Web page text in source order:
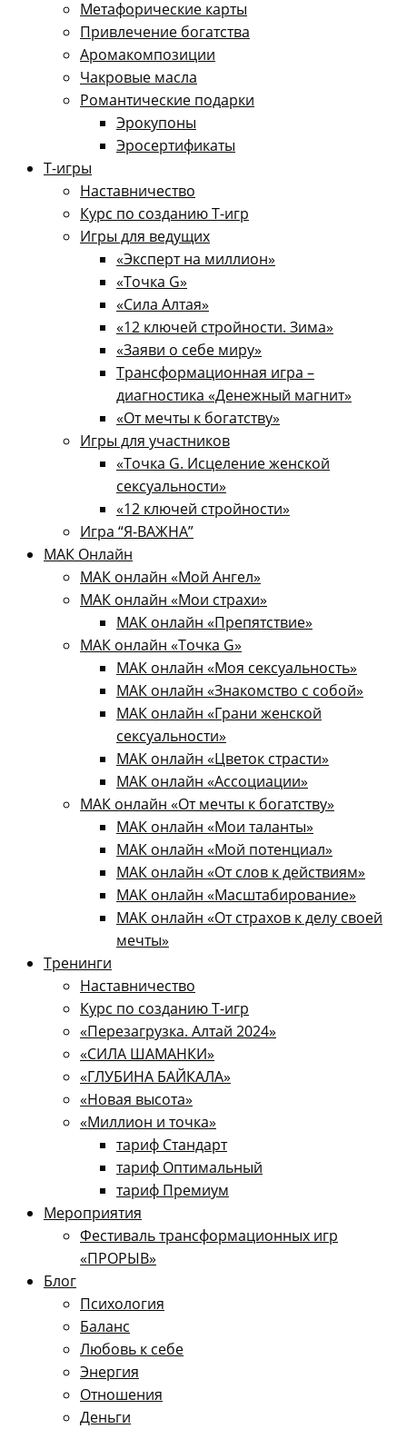
Метафорические карты
Привлечение богатства
Аромакомпозиции
Чакровые масла
Романтические подарки
Эрокупоны
Эросертификаты
Т-игры
Наставничество
Курс по созданию Т-игр
Игры для ведущих
«Эксперт на миллион»
«Точка G»
«Сила Алтая»
«12 ключей стройности. Зима»
«Заяви о себе миру»
Трансформационная игра –
диагностика «Денежный магнит»
«От мечты к богатству»
Игры для участников
«Точка G. Исцеление женской
сексуальности»
«12 ключей стройности»​
Игра “Я-ВАЖНА”
МАК Онлайн
МАК онлайн «Мой Ангел»
МАК онлайн «Мои страхи»
МАК онлайн «Препятствие»
МАК онлайн «Точка G»
МАК онлайн «Моя сексуальность»
МАК онлайн «Знакомство с собой»
МАК онлайн «Грани женской
сексуальности»
МАК онлайн «Цветок страсти»
МАК онлайн «Ассоциации»
МАК онлайн «От мечты к богатству»
МАК онлайн «Мои таланты»
МАК онлайн «Мой потенциал»
МАК онлайн «От слов к действиям»
МАК онлайн «Масштабирование»
МАК онлайн «От страхов к делу своей
мечты»
Тренинги
Наставничество
Курс по созданию Т-игр
«Перезагрузка. Алтай 2024»
«СИЛА ШАМАНКИ»
«ГЛУБИНА БАЙКАЛА»
«Новая высота»
«Миллион и точка»
тариф Стандарт
тариф Оптимальный
тариф Премиум
Мероприятия
Фестиваль трансформационных игр
«ПРОРЫВ»
Блог
Психология
Баланс
Любовь к себе
Энергия
Отношения
Деньги